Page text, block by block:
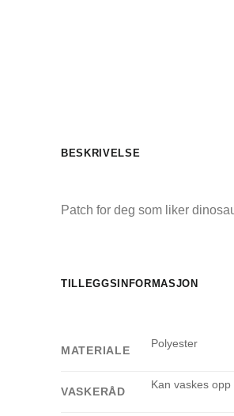
BESKRIVELSE
Patch for deg som liker
TILLEGGSINFORMASJON
MATERIALE
Polyester
VASKERÅD
Kan vaskes